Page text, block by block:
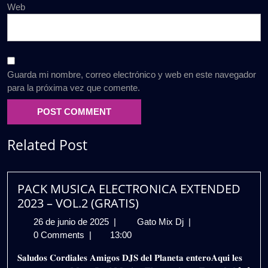
Web
Guarda mi nombre, correo electrónico y web en este navegador
para la próxima vez que comente.
Related Post
PACK MUSICA ELECTRONICA EXTENDED
2023 – VOL.2 (GRATIS)
26 de junio de 2025 26
de
de
| Gato Mix Dj PACK
EXTENDED
|
0 Comments | 13:00
𝐒𝐚𝐥𝐮𝐝𝐨𝐬 𝐂𝐨𝐫𝐝𝐢𝐚𝐥𝐞𝐬 𝐀𝐦𝐢𝐠𝐨𝐬 𝐃𝐉𝐒 𝐝𝐞𝐥 𝐏𝐥𝐚𝐧𝐞𝐭𝐚 𝐞𝐧𝐭𝐞𝐫𝐨𝐀𝐪𝐮𝐢 𝐥𝐞𝐬